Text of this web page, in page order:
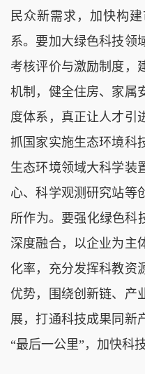
民众新需求，加快构
系。要加大绿色科技领
考核评价与激励制度，
机制，健全住房、家属
度体系，真正让人才引
抓国家实施生态环境科
生态环境领域大科学装
心、科学观测研究站等
所作为。要强化绿色科
深度融合，以企业为主
化率，充分发挥科教资
优势，围绕创新链、产
展，打通科技成果同新
“最后一公里”，加快科